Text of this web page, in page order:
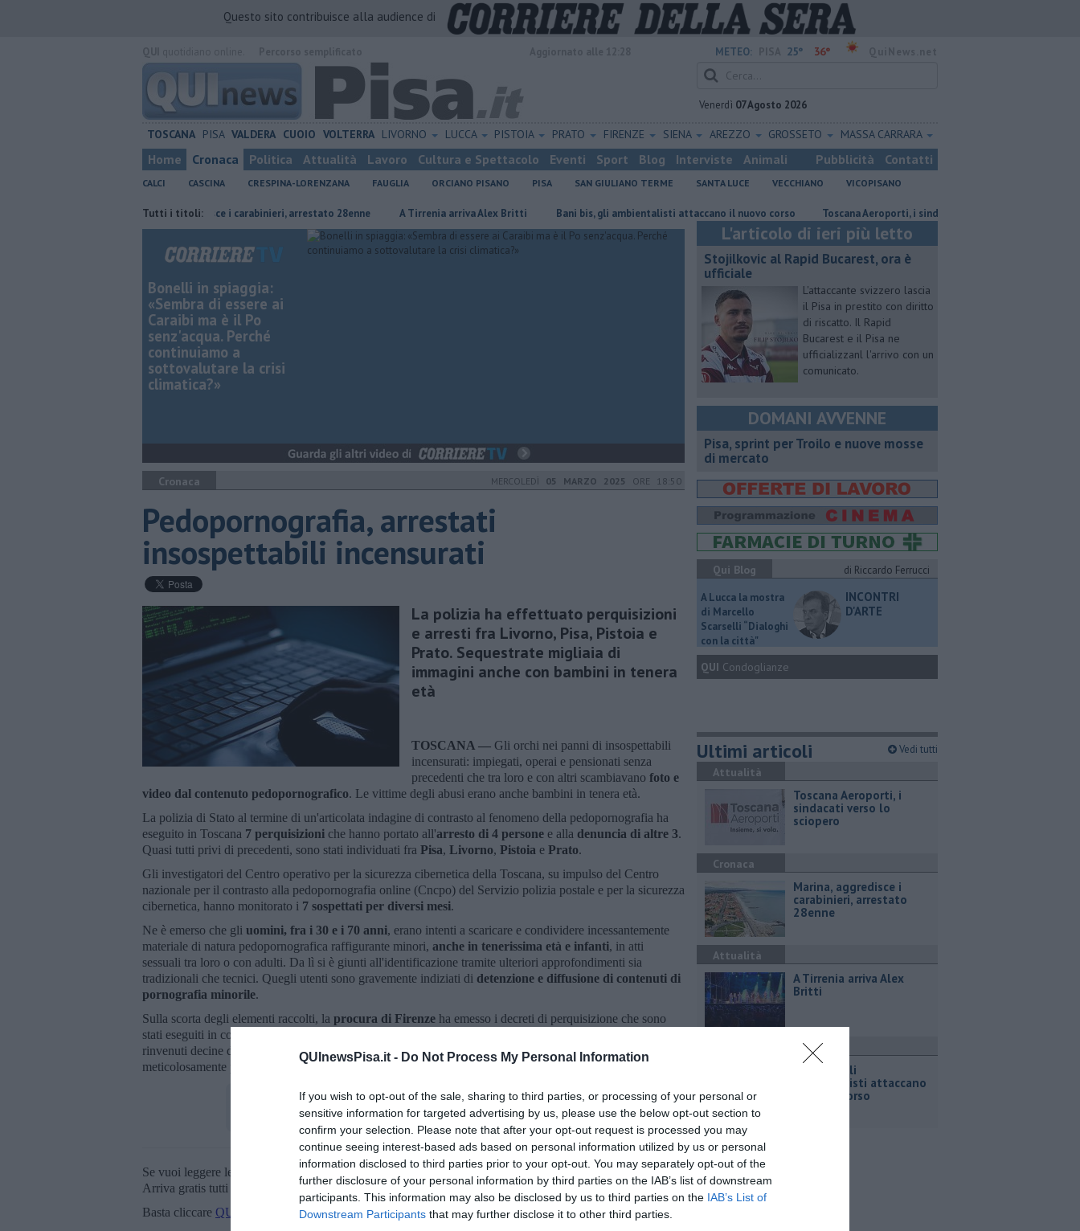
QUInewsPisa.it - Do Not Process My Personal Information
If you wish to opt-out of the sale, sharing to third parties, or processing of your personal or
sensitive information for targeted advertising by us, please use the below opt-out section to
confirm your selection. Please note that after your opt-out request is processed you may
continue seeing interest-based ads based on personal information utilized by us or personal
information disclosed to third parties prior to your opt-out. You may separately opt-out of the
further disclosure of your personal information by third parties on the IAB’s list of downstream
participants. This information may also be disclosed by us to third parties on the IAB’s List of
Downstream Participants that may further disclose it to other third parties.
Questo sito contribuisce alla audience di
METEO: 25° 36°
Venerdì 07 Agosto 2026
TOSCANA PISA VALDERA CUOIO VOLTERRA LIVORNO LUCCA PISTOIA PRATO FIRENZE SIENA AREZZO GROSSETO MASSA CARRARA
Home Cronaca Politica Attualità Lavoro Cultura e Spettacolo Eventi Sport Blog Interviste Animali Pubblicità Contatti
CALCI CASCINA CRESPINA-LORENZANA FAUGLIA ORCIANO PISANO PISA SAN GIULIANO TERME SANTA LUCE VECCHIANO VICOPISANO
Tutti i titoli:
Marina, aggredisce i carabinieri, arrestato 28enne A Tirrenia arriva Alex Britti Bani bis, gli ambientalisti attaccano il nuovo corso Toscana Aeroporti, i sindacati verso lo sciopero
Bonelli in spiaggia:
«Sembra di essere ai
Caraibi ma è il Po
senz'acqua. Perché
continuiamo a
sottovalutare la crisi
climatica?»
Cronaca MERCOLEDÌ 05 MARZO 2025 ORE 18:50
Pedopornografia, arrestati
insospettabili incensurati
La polizia ha effettuato perquisizioni
e arresti fra Livorno, Pisa, Pistoia e
Prato. Sequestrate migliaia di
immagini anche con bambini in tenera
età
TOSCANA — Gli orchi nei panni di insospettabili
incensurati: impiegati, operai e pensionati senza
precedenti che tra loro e con altri scambiavano foto e
video dal contenuto pedopornografico. Le vittime degli abusi erano anche bambini in tenera età.
La polizia di Stato al termine di un'articolata indagine di contrasto al fenomeno della pedopornografia ha
eseguito in Toscana 7 perquisizioni che hanno portato all'arresto di 4 persone e alla denuncia di altre 3.
Quasi tutti privi di precedenti, sono stati individuati fra Pisa, Livorno, Pistoia e Prato.
Gli investigatori del Centro operativo per la sicurezza cibernetica della Toscana, su impulso del Centro
nazionale per il contrasto alla pedopornografia online (Cncpo) del Servizio polizia postale e per la sicurezza
cibernetica, hanno monitorato i 7 sospettati per diversi mesi.
Ne è emerso che gli uomini, fra i 30 e i 70 anni, erano intenti a scaricare e condividere incessantemente
materiale di natura pedopornografica raffigurante minori, anche in tenerissima età e infanti, in atti
sessuali tra loro o con adulti. Da lì si è giunti all'identificazione tramite ulteriori approfondimenti sia
tradizionali che tecnici. Quegli utenti sono gravemente indiziati di detenzione e diffusione di contenuti di
pornografia minorile.
Sulla scorta degli elementi raccolti, la procura di Firenze ha emesso i decreti di perquisizione che sono
stati eseguiti in contemporanea con l’impiego di oltre 30 operatori. Durante la fase esecutiva sono stati
rinvenuti decine di migliaia di files a contenuto pedopornografico, in alcuni casi anche ordinati
meticolosamente per categorie.
Se vuoi leggere le notizie principali della Toscana iscriviti allaNewsletter QUInews - ToscanaMedia.
Arriva gratis tutti i giorni alle 20:00 direttamente nella tua casella di posta.
Basta cliccare QUI
L'articolo di ieri più letto
Stojilkovic al Rapid Bucarest, ora è
ufficiale
L'attaccante svizzero lascia
il Pisa in prestito con diritto
di riscatto. Il Rapid
Bucarest e il Pisa ne
ufficializzanl l'arrivo con un
comunicato.
DOMANI AVVENNE
Pisa, sprint per Troilo e nuove mosse
di mercato
Qui Blog
di Riccardo Ferrucci
A Lucca la mostra
di Marcello
Scarselli “Dialoghi
con la città"
INCONTRI
D'ARTE
QUI Condoglianze
Ultimi articoli Vedi tutti
Attualità
Toscana Aeroporti, i
sindacati verso lo
sciopero
Cronaca
Marina, aggredisce i
carabinieri, arrestato
28enne
Attualità
A Tirrenia arriva Alex
Britti
Bani bis, gli
ambientalisti attaccano
il nuovo corso